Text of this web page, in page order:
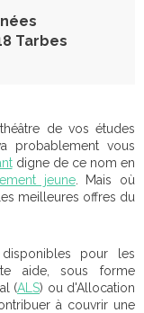
Tarbes
de vos études
probablement vous
digne de ce nom en
jeune. Mais où
meilleures offres du
pour les
aide, sous forme
(ALS) ou d'Allocation
à couvrir une